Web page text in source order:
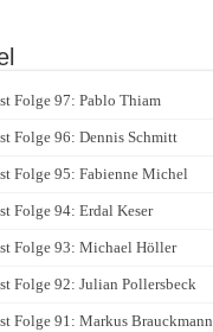
Folge 97: Pablo Thiam
Folge 96: Dennis Schmitt
Folge 95: Fabienne Michel
Folge 94: Erdal Keser
Folge 93: Michael Höller
Folge 92: Julian Pollersbeck
Folge 91: Markus Brauckmann